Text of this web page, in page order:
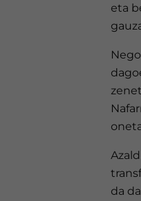
eta
da